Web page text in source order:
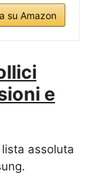
su Amazon
e
lista assoluta